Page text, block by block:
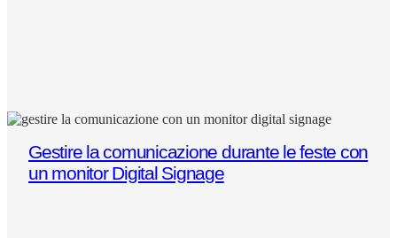
Gestire la comunicazione durante le feste con
un monitor Digital Signage